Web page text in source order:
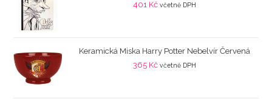
401 Kč včetně DPH
Keramická Miska Harry Potter Nebelvír Červená
365 Kč včetně DPH